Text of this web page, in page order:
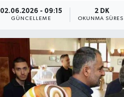
02.06.2026 - 09:15
GÜNCELLEME
2 DK
OKUNMA SÜRESI